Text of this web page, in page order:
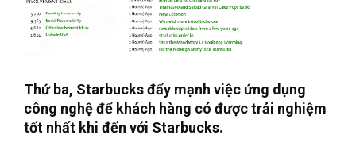
Thứ ba, Starbucks đẩy mạnh việc ứng dụng
công nghệ để khách hàng có được trải nghiệm
tốt nhất khi đến với Starbucks.